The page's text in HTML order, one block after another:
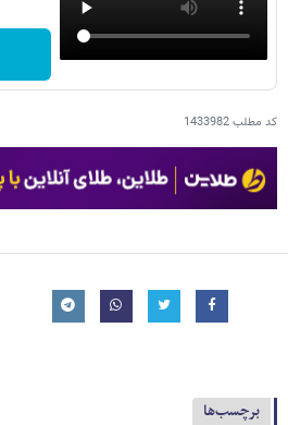
کد مطلب1433982
برچسب‌ها